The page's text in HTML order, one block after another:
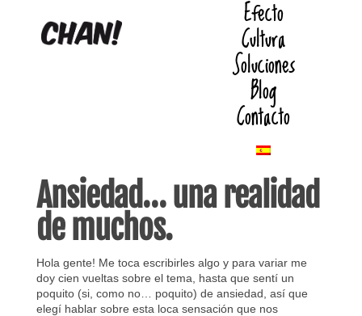
Efecto
Cultura
Soluciones
Blog
Contacto
Ansiedad… una realidad
de muchos.
Hola gente! Me toca escribirles algo y para variar me
doy cien vueltas sobre el tema, hasta que sentí un
poquito (si, como no… poquito) de ansiedad, así que
elegí hablar sobre esta loca sensación que nos